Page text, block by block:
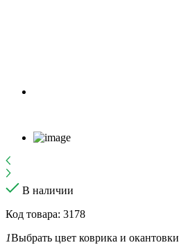
В наличии
Код товара: 3178
1Выбрать цвет коврика и окантовки